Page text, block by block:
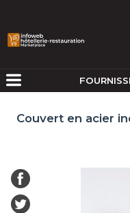
Couvert en acier